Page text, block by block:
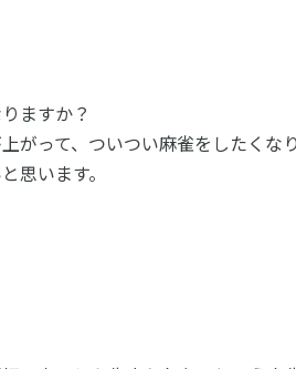
ますか？
って、ついつい麻雀をしたくなり
思います。